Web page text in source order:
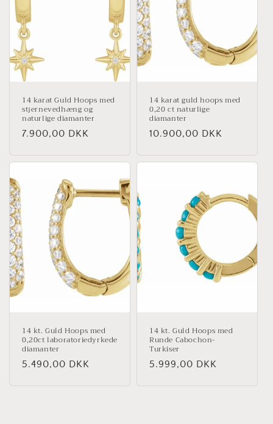
14 karat Guld Hoops med
stjernevedhæng og
naturlige diamanter
Normalpris
7.900,00 DKK
14 karat guld hoops med
0,20 ct naturlige
diamanter
Normalpris
10.900,00 DKK
14 kt. Guld Hoops med
0,20ct laboratoriedyrkede
diamanter
Normalpris
5.490,00 DKK
14 kt. Guld Hoops med
Runde Cabochon-
Turkiser
Normalpris
5.999,00 DKK